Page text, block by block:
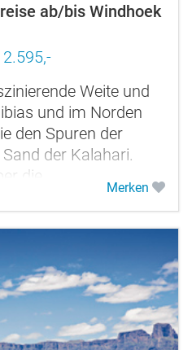
ab/bis Windhoek
Weite und
und im Norden
den Spuren der
der Kalahari.
die
Buschleute, die als
Merken